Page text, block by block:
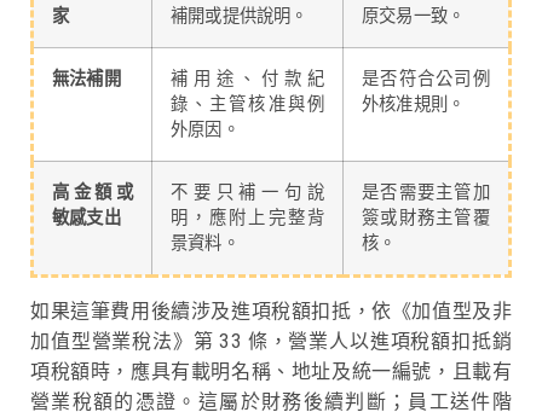
家
補開或提供說明。
原交易一致。
無法補開
補用途、付款紀
錄、主管核准與例
外原因。
是否符合公司例
外核准規則。
高金額或
敏感支出
不要只補一句說
明，應附上完整背
景資料。
是否需要主管加
簽或財務主管覆
核。
如果這筆費用後續涉及進項稅額扣抵，依《加值型及非
加值型營業稅法》第 33 條，營業人以進項稅額扣抵銷
項稅額時，應具有載明名稱、地址及統一編號，且載有
營業稅額的憑證。這屬於財務後續判斷；員工送件階